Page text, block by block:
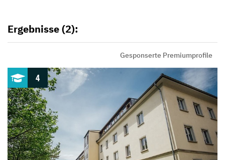
Ergebnisse (2):
Gesponserte Premiumprofile
4